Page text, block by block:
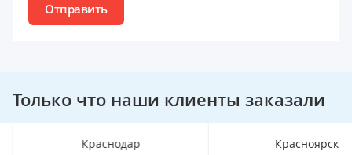
Отправить
Только что наши клиенты заказали
Краснодар Красноярск